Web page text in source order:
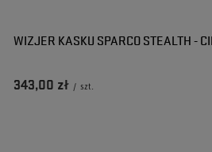
WIZJER KASKU SPARCO STEALTH -
343,00 zł / szt.